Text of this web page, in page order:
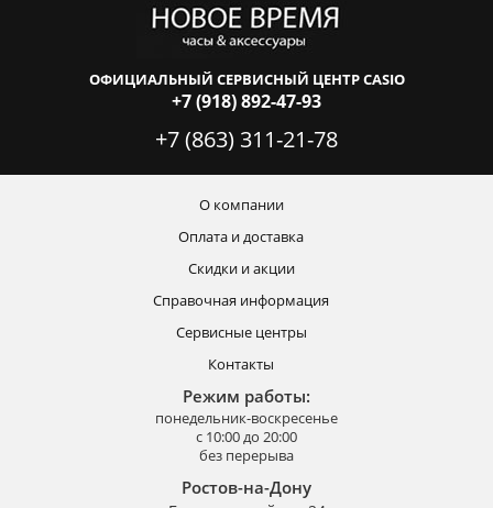
ОФИЦИАЛЬНЫЙ СЕРВИСНЫЙ ЦЕНТР CASIO
+7 (918) 892-47-93
+7 (863) 311-21-78
О компании
Оплата и доставка
Скидки и акции
Справочная информация
Сервисные центры
Контакты
Режим работы:
понедельник-воскресенье
с 10:00 до 20:00
без перерыва
Ростов-на-Дону